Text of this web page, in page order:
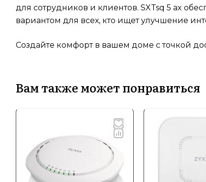
для сотрудников и клиентов. SXTsq 5 ax
вариантом для всех, кто ищет улучшение
Создайте комфорт в вашем доме с точкой
Вам также может понравиться